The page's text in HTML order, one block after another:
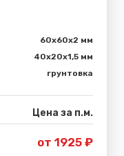
60х60х2 мм
40х20х1,5 мм
грунтовка
Цена за п.м.
от 1925 ₽